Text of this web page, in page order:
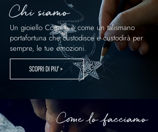
Chi siamo
Un gioiello Comete è come un talismano
portafortuna che custodisce e custodirà per
sempre, le tue emozioni.
SCOPRI DI PIU' >
Come lo facciamo